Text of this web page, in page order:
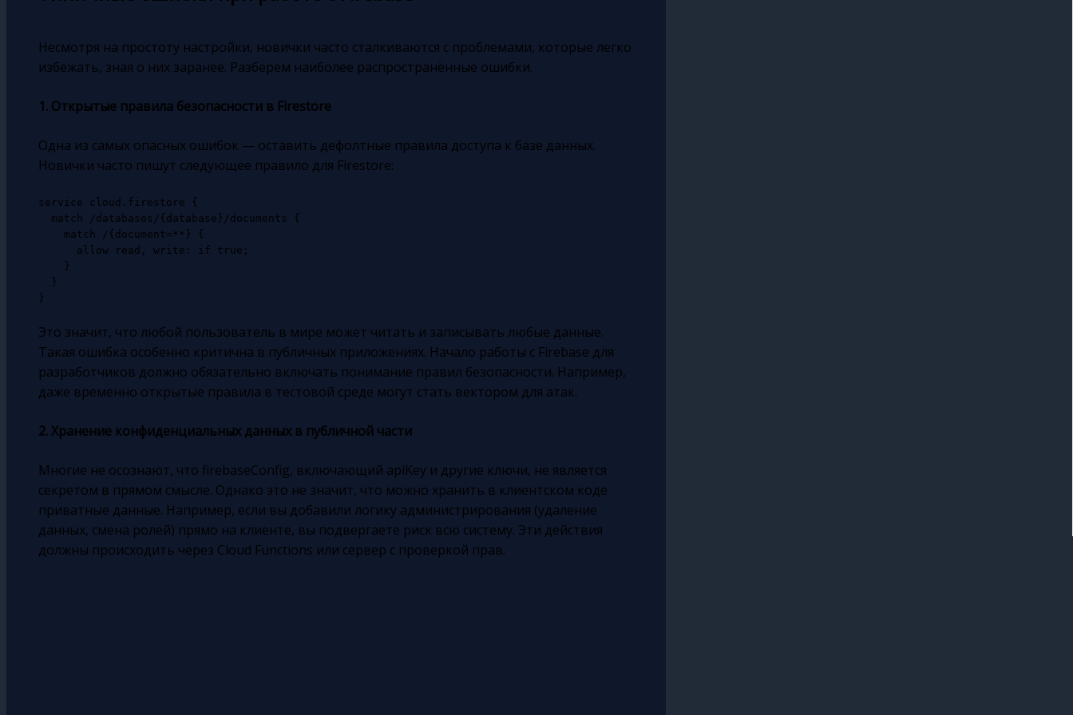
Несмотря на простоту настройки, новички часто сталкиваются с проблемами, которые легко
избежать, зная о них заранее. Разберем наиболее распространённые ошибки.
1. Открытые правила безопасности в Firestore
Одна из самых опасных ошибок — оставить дефолтные правила доступа к базе данных.
Новички часто пишут следующее правило для Firestore:
service cloud.firestore {
  match /databases/{database}/documents {
    match /{document=**} {
      allow read, write: if true;
    }
  }
Это значит, что любой пользователь в мире может читать и записывать любые данные.
Такая ошибка особенно критична в публичных приложениях. Начало работы с Firebase для
разработчиков должно обязательно включать понимание правил безопасности. Например,
даже временно открытые правила в тестовой среде могут стать вектором для атак.
2. Хранение конфиденциальных данных в публичной части
Многие не осознают, что firebaseConfig, включающий apiKey и другие ключи, не является
секретом в прямом смысле. Однако это не значит, что можно хранить в клиентском коде
приватные данные. Например, если вы добавили логику администрирования (удаление
данных, смена ролей) прямо на клиенте, вы подвергаете риск всю систему. Эти действия
должны происходить через Cloud Functions или сервер с проверкой прав.